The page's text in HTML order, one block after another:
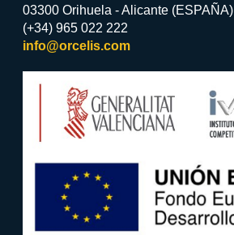
03300 Orihuela - Alicante (ESPAÑA)
(+34) 965 022 222
info@orcelis.com